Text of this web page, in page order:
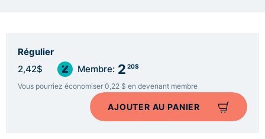
Régulier
2,42$ Membre: 2 20$
Vous pourriez économiser 0,22 $ en devenant membre
AJOUTER AU PANIER